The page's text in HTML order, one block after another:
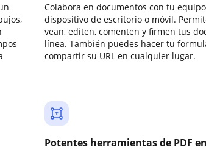
Colabora en documentos con tu
dispositivo de escritorio o móvil.
vean, editen, comenten y firmen tus
línea. También puedes hacer tu
compartir su URL en cualquier lugar.
Potentes herramientas de PDF